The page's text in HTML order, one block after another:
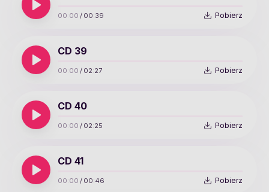
00:00 / 00:39 Pobierz
CD 39
00:00 / 02:27 Pobierz
CD 40
00:00 / 02:25 Pobierz
CD 41
00:00 / 00:46 Pobierz